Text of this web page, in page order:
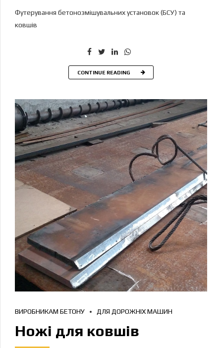
Футерування бетонозмішувальних установок (БСУ) та
ковшів
CONTINUE READING
ВИРОБНИКАМ БЕТОНУ ДЛЯ ДОРОЖНІХ МАШИН
Ножі для ковшів